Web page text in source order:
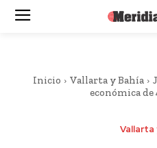
Inicio Vallarta y Bahía
económica
Vallarta